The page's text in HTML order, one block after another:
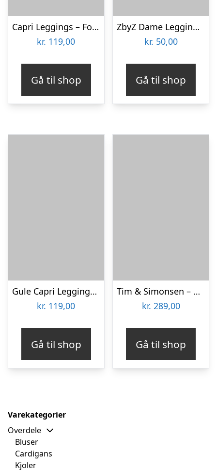
Capri Leggings – Forest Green
kr. 119,00
Gå til shop
ZbyZ Dame Leggings Plus Size – Print 7 – 2XL/3XL
kr. 50,00
Gå til shop
Gule Capri Leggings – Lemon
kr. 119,00
Gå til shop
Tim & Simonsen – Saga Plus size legging Oliven
kr. 289,00
Gå til shop
Varekategorier
Overdele
Bluser
Cardigans
Kjoler